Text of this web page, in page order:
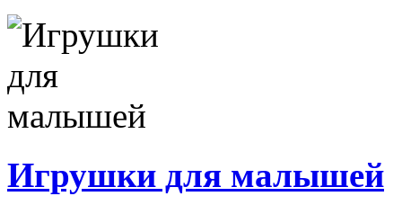
Игрушки для малышей